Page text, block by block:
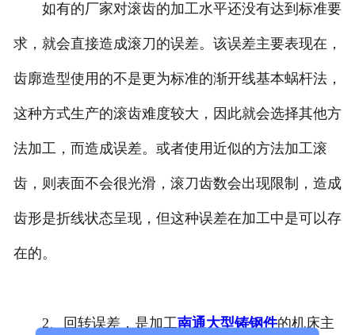
如有的厂家对滚齿的加工水平还没有达到标准要
求，就会直接造成滚刀的误差。该误差主要表现在，
齿廓造型使用的不是更为标准的渐开线基本蜗杆法，
这种方式生产的滚齿难度较大，因此就会选择其他方
法加工，而造成误差。或者使用近似的方法加工滚
齿，则表面不会很光滑，滚刀齿数会出现限制，造成
齿形是折线状态呈现，但这种误差在加工中是可以存
在的。
2、回转误差，是加工南通大型铸钢件的机床主